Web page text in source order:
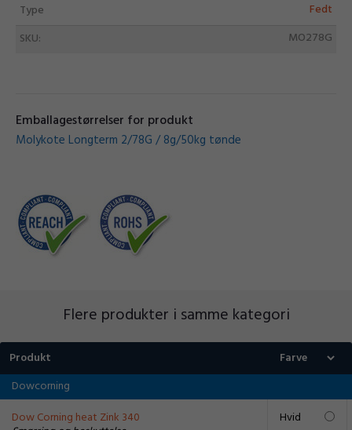
Type
Fedt
SKU:
MO278G
Emballagestørrelser for produkt
Molykote Longterm 2/78G / 8g/50kg tønde
Flere produkter i samme kategori
Produkt
Dowcorning
Dow Corning heat Zink 340
Hvid